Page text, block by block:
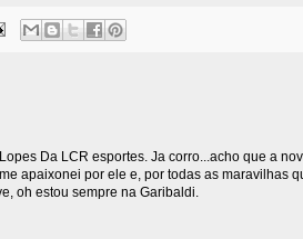
Da LCR esportes. Ja corro...acho que a
apaixonei por ele e, por todas as maravilhas
oh estou sempre na Garibaldi.